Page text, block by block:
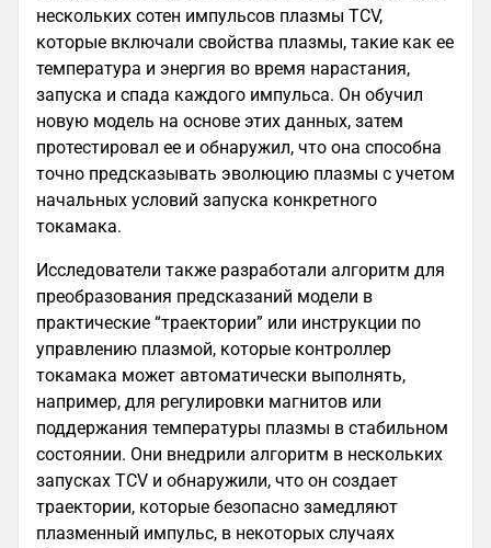
нескольких сотен импульсов плазмы TCV,
которые включали свойства плазмы, такие как ее
температура и энергия во время нарастания,
запуска и спада каждого импульса. Он обучил
новую модель на основе этих данных, затем
протестировал ее и обнаружил, что она способна
точно предсказывать эволюцию плазмы с учетом
начальных условий запуска конкретного
токамака.
Исследователи также разработали алгоритм для
преобразования предсказаний модели в
практические “траектории” или инструкции по
управлению плазмой, которые контроллер
токамака может автоматически выполнять,
например, для регулировки магнитов или
поддержания температуры плазмы в стабильном
состоянии. Они внедрили алгоритм в нескольких
запусках TCV и обнаружили, что он создает
траектории, которые безопасно замедляют
плазменный импульс, в некоторых случаях